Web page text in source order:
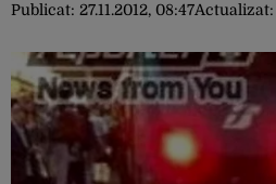
Publicat: 27.11.2012, 08:47Actualizat: